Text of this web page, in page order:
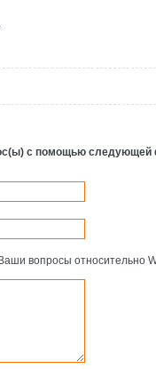
с помощью
вопросы относительно